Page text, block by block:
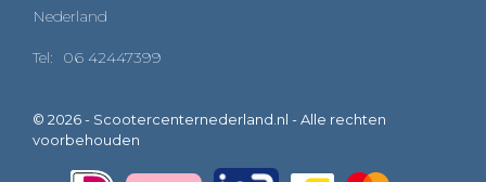
Nederland
Tel: 06 42447399
© 2026 - Scootercenternederland.nl - Alle rechten
voorbehouden